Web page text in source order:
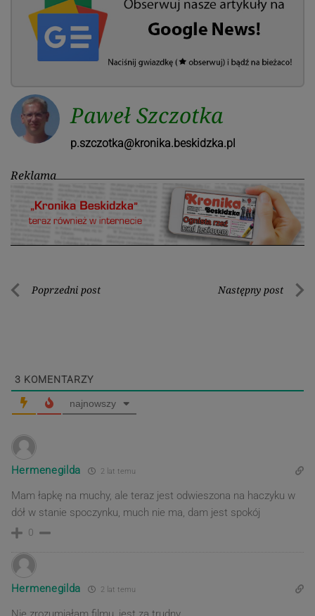
Paweł Szczotka
p.szczotka@kronika.beskidzka.pl
Reklama
Nawigacja
Poprzedni post Następny post
3 KOMENTARZY
najnowszy
Hermenegilda 2 lat temu
Mam łapkę na muchy, ale teraz jest odwieszona na haczyku w
dół w stanie spoczynku, much nie ma, dam jest spokój
0
Hermenegilda 2 lat temu